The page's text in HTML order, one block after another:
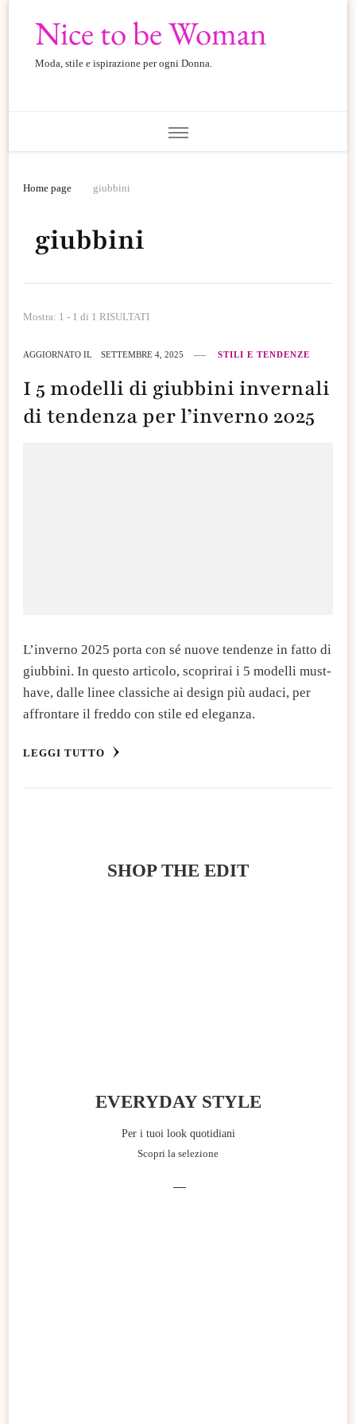
Nice to be Woman
Moda, stile e ispirazione per ogni Donna.
Home page giubbini
giubbini
Mostra: 1 - 1 di 1 RISULTATI
AGGIORNATO IL SETTEMBRE 4, 2025 STILI E TENDENZE
I 5 modelli di giubbini invernali
di tendenza per l’inverno 2025
L’inverno 2025 porta con sé nuove tendenze in fatto di
giubbini. In questo articolo, scoprirai i 5 modelli must-
have, dalle linee classiche ai design più audaci, per
affrontare il freddo con stile ed eleganza.
LEGGI TUTTO
SHOP THE EDIT
EVERYDAY STYLE
Per i tuoi look quotidiani
Scopri la selezione